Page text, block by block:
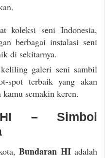
koleksi seni Indonesia,
berbagai instalasi seni
di sekitarnya.
galeri seni sambil
spot terbaik yang akan
semakin keren.
– Simbol
Bundaran HIadalah